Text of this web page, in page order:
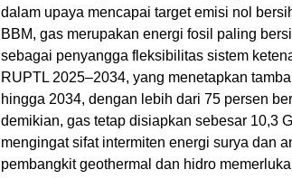
dalam upaya mencapai target emisi nol
BBM, gas merupakan energi fosil paling
sebagai penyangga fleksibilitas sistem
RUPTL 2025–2034, yang menetapkan
hingga 2034, dengan lebih dari 75 persen
demikian, gas tetap disiapkan sebesar 10,3
mengingat sifat intermiten energi surya dan
pembangkit geothermal dan hidro